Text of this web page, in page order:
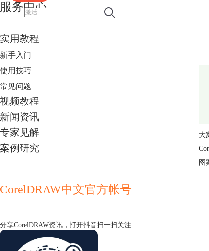
服务中心
实用教程
新手入门
使用技巧
常见问题
视频教程
新闻资讯
专家见解
案例研究
CorelDRAW中文官方帐号
分享CorelDRAW资讯，打开抖音扫一扫关注
大
图